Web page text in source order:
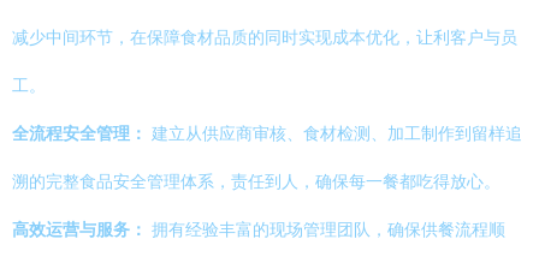
减少中间环节，在保障食材品质的同时实现成本优化，让利客户与员
工。
全流程安全管理： 建立从供应商审核、食材检测、加工制作到留样追
溯的完整食品安全管理体系，责任到人，确保每一餐都吃得放心。
高效运营与服务： 拥有经验丰富的现场管理团队，确保供餐流程顺